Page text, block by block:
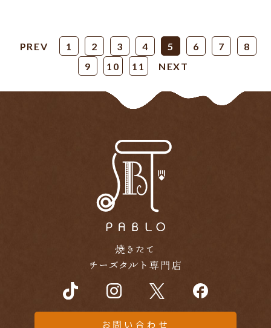
PREV 1 2 3 4 5 6 7
8
9
10 11 NEXT
お問い合わせ